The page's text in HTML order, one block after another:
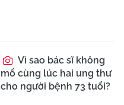
Vì sao bác sĩ không
mổ cùng lúc hai ung thư
cho người bệnh 73 tuổi?